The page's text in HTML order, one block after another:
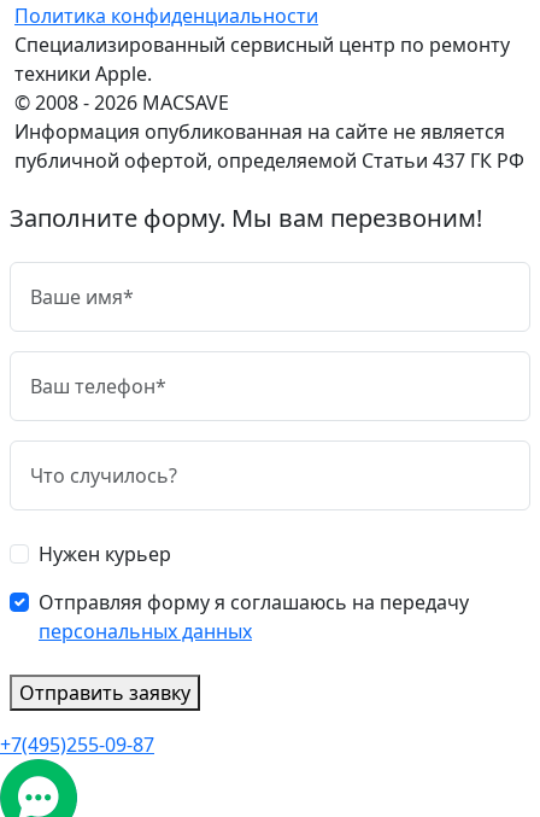
Политика конфиденциальности
Специализированный сервисный центр по ремонту
техники Apple.
© 2008 - 2026 MACSAVE
Информация опубликованная на сайте не является
публичной офертой, определяемой Статьи 437 ГК РФ
Заполните форму. Мы вам перезвоним!
Нужен курьер
Отправляя форму я соглашаюсь на передачу
персональных данных
Отправить заявку
+7(495)255-09-87